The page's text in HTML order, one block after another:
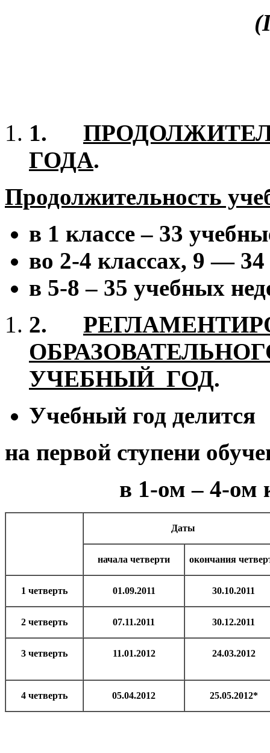
1.
ГОДА.
Продолжительность
в 1 классе – 33
во 2-4 классах, 9 —
в 5-8 – 35 учебных
2.
УЧЕБНЫЙ ГОД.
Учебный год делится
на первой ступени
в 1-ом – 4-ом
Даты
начала четверти окончания
1 четверть 01.09.2011 30.10.2011
2 четверть 07.11.2011 30.12.2011
3 четверть 11.01.2012 24.03.2012
4 четверть 05.04.2012 25.05.2012*